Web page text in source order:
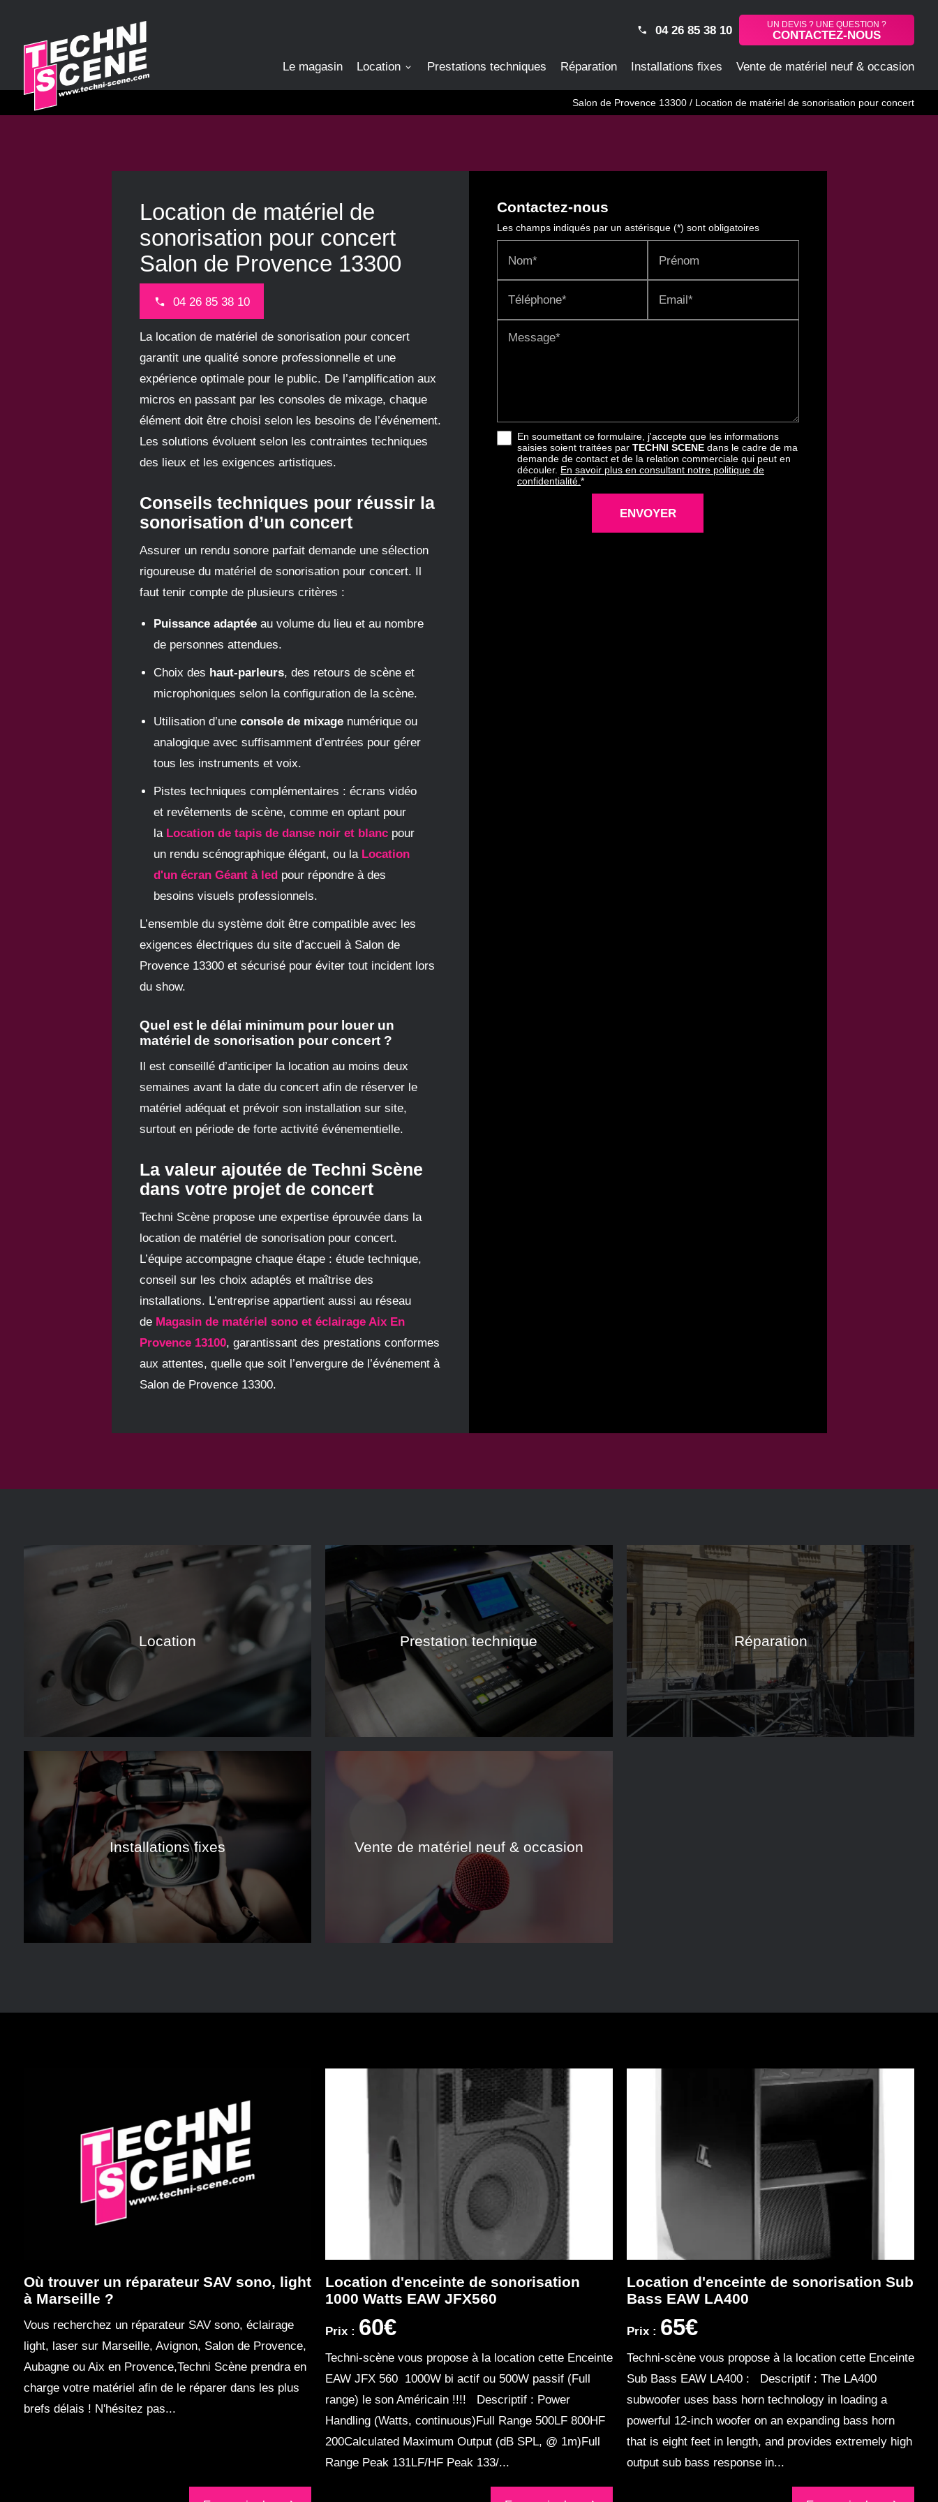
04 26 85 38 10 UN DEVIS ? UNE QUESTION ?
CONTACTEZ-NOUS
Le magasin Location Prestations techniques Réparation Installations fixes Vente de matériel neuf & occasion
Salon de Provence 13300 / Location de matériel de sonorisation pour concert
Location de matériel de
sonorisation pour concert
Salon de Provence 13300
04 26 85 38 10
La location de matériel de sonorisation pour concert
garantit une qualité sonore professionnelle et une
expérience optimale pour le public. De l’amplification aux
micros en passant par les consoles de mixage, chaque
élément doit être choisi selon les besoins de l’événement.
Les solutions évoluent selon les contraintes techniques
des lieux et les exigences artistiques.
Conseils techniques pour réussir la
sonorisation d’un concert
Assurer un rendu sonore parfait demande une sélection
rigoureuse du matériel de sonorisation pour concert. Il
faut tenir compte de plusieurs critères :
Puissance adaptée au volume du lieu et au nombre
de personnes attendues.
Choix des haut-parleurs, des retours de scène et
microphoniques selon la configuration de la scène.
Utilisation d’une console de mixage numérique ou
analogique avec suffisamment d’entrées pour gérer
tous les instruments et voix.
Pistes techniques complémentaires : écrans vidéo
et revêtements de scène, comme en optant pour
la Location de tapis de danse noir et blanc pour
un rendu scénographique élégant, ou la Location
d'un écran Géant à led pour répondre à des
besoins visuels professionnels.
L’ensemble du système doit être compatible avec les
exigences électriques du site d’accueil à Salon de
Provence 13300 et sécurisé pour éviter tout incident lors
du show.
Quel est le délai minimum pour louer un
matériel de sonorisation pour concert ?
Il est conseillé d’anticiper la location au moins deux
semaines avant la date du concert afin de réserver le
matériel adéquat et prévoir son installation sur site,
surtout en période de forte activité événementielle.
La valeur ajoutée de Techni Scène
dans votre projet de concert
Techni Scène propose une expertise éprouvée dans la
location de matériel de sonorisation pour concert.
L’équipe accompagne chaque étape : étude technique,
conseil sur les choix adaptés et maîtrise des
installations. L’entreprise appartient aussi au réseau
de Magasin de matériel sono et éclairage Aix En
Provence 13100, garantissant des prestations conformes
aux attentes, quelle que soit l’envergure de l’événement à
Salon de Provence 13300.
Contactez-nous
Les champs indiqués par un astérisque (*) sont obligatoires
Nom* Prénom
Téléphone* Email*
Message*
En soumettant ce formulaire, j'accepte que les informations
saisies soient traitées par TECHNI SCENE dans le cadre de ma
demande de contact et de la relation commerciale qui peut en
découler. En savoir plus en consultant notre politique de
confidentialité. *
Location Prestation technique Réparation
Installations fixes Vente de matériel neuf & occasion
Où trouver un réparateur SAV sono, light
à Marseille ?
Vous recherchez un réparateur SAV sono, éclairage
light, laser sur Marseille, Avignon, Salon de Provence,
Aubagne ou Aix en Provence,Techni Scène prendra en
charge votre matériel afin de le réparer dans les plus
brefs délais ! N'hésitez pas...
Location d'enceinte de sonorisation
1000 Watts EAW JFX560
Prix : 60€
Techni-scène vous propose à la location cette Enceinte
EAW JFX 560 1000W bi actif ou 500W passif (Full
range) le son Américain !!!! Descriptif : Power
Handling (Watts, continuous)Full Range 500LF 800HF
200Calculated Maximum Output (dB SPL, @ 1m)Full
Range Peak 131LF/HF Peak 133/...
Location d'enceinte de sonorisation Sub
Bass EAW LA400
Prix : 65€
Techni-scène vous propose à la location cette Enceinte
Sub Bass EAW LA400 : Descriptif : The LA400
subwoofer uses bass horn technology in loading a
powerful 12-inch woofer on an expanding bass horn
that is eight feet in length, and provides extremely high
output sub bass response in...